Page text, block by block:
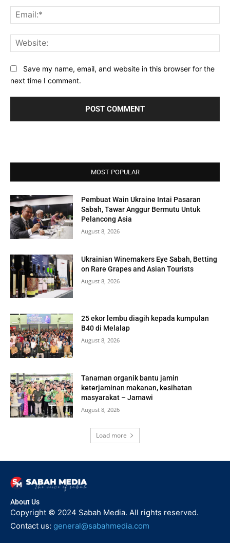
Save my name, email, and website in this browser for the
next time I comment.
MOST POPULAR
Pembuat Wain Ukraine Intai Pasaran
Sabah, Tawar Anggur Bermutu Untuk
Pelancong Asia
August 8, 2026
Ukrainian Winemakers Eye Sabah, Betting
on Rare Grapes and Asian Tourists
August 8, 2026
25 ekor lembu diagih kepada kumpulan
B40 di Melalap
August 8, 2026
Tanaman organik bantu jamin
keterjaminan makanan, kesihatan
masyarakat – Jamawi
August 8, 2026
Load more
About Us
Copyright © 2024 Sabah Media. All rights reserved.
Contact us: general@sabahmedia.com